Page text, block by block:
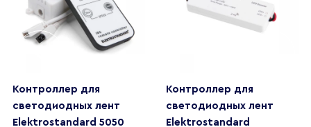
Контроллер для
светодиодных лент
Elektrostandard 5050
Контроллер для
светодиодных лент
Elektrostandard